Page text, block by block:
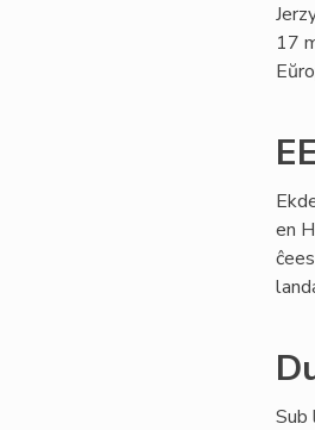
17
en
Sub